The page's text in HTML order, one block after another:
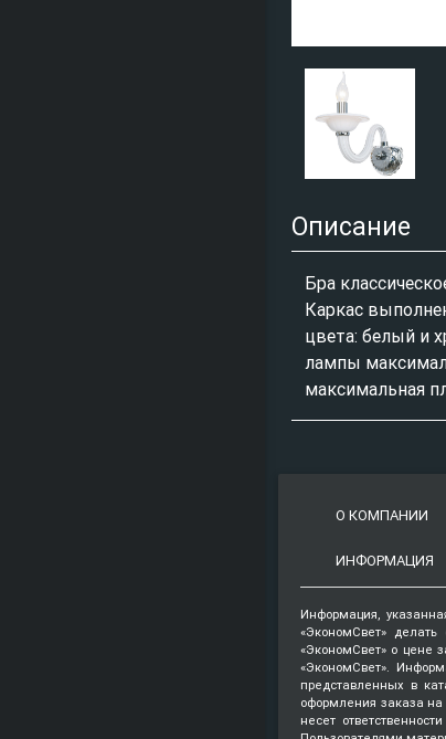
Описание
Бра
Каркас
цвета: белый и
лампы
максимальная
О КОМПАНИИ
ИНФОРМАЦИЯ
Информация,
«ЭкономСвет»
«ЭкономСвет» о цене
«ЭкономСвет».
представленных в
оформления заказа на
несет